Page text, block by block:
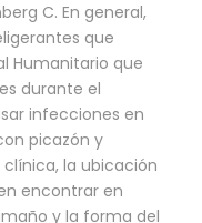
C. En general,
que
Humanitario que
durante el
infecciones en
picazón y
la ubicación
encontrar en
y la forma del